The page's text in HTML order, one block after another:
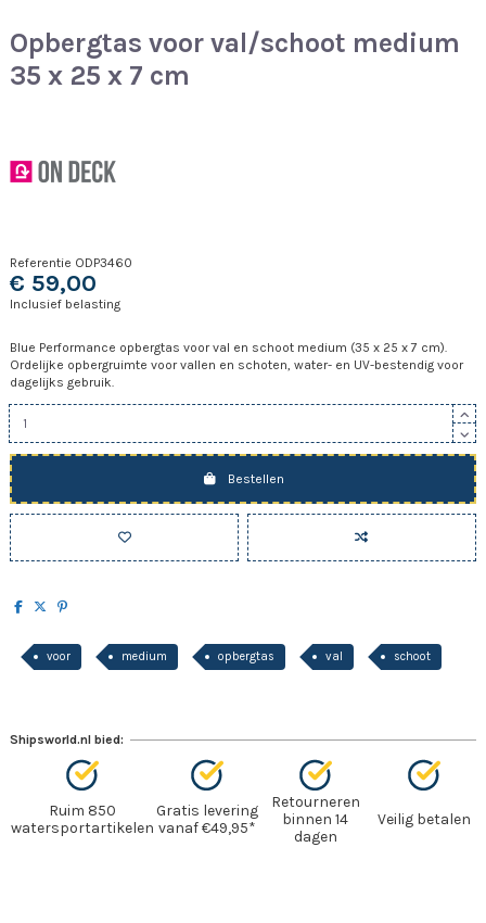
Opbergtas voor val/schoot medium
35 x 25 x 7 cm
Referentie ODP3460
€ 59,00
Inclusief belasting
Blue Performance opbergtas voor val en schoot medium (35 x 25 x 7 cm).
Ordelijke opbergruimte voor vallen en schoten, water- en UV-bestendig voor
dagelijks gebruik.
Bestellen
voor medium opbergtas val schoot
Shipsworld.nl bied:
Ruim 850
watersportartikelen
Gratis levering
vanaf €49,95*
Retourneren
binnen 14
dagen
Veilig betalen